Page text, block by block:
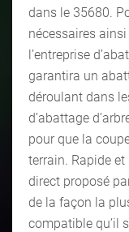
dans le 35680.
nécessaires
l’entreprise
garantira un
déroulant dans
d’abattage
pour que la
terrain. Rapide et
direct proposé
de la façon la
compatible qu’il